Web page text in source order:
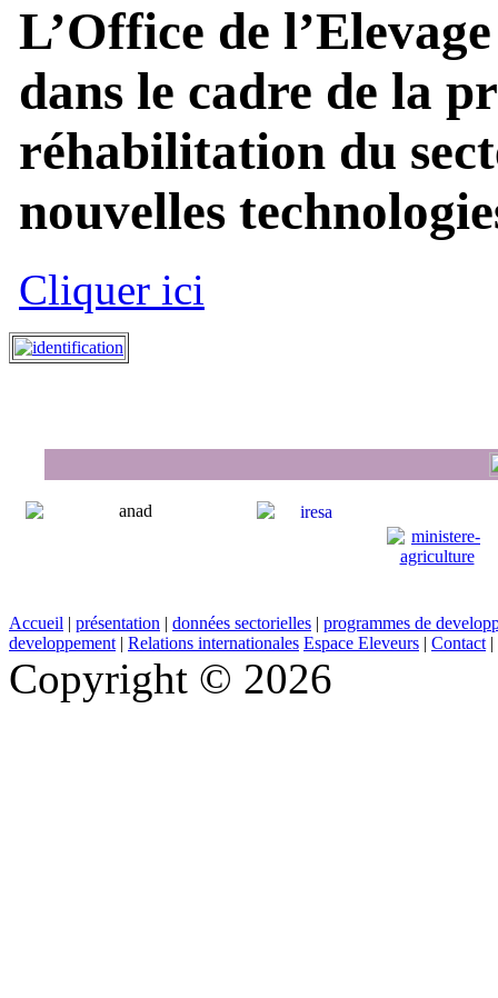
L’Office de
dans le cadre de la
réhabilitation du
nouvelles
Cliquer ici
Accueil | présentation | données sectorielles | programmes de
developpement | Relations internationales Espace Eleveurs | Contact |
Copyright © 2026